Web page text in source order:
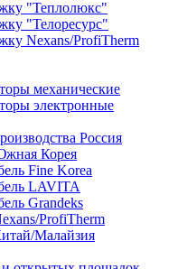
"Теплолюкс"
"Телоресурс"
Nexans/ProfiTherm
механические
электронные
Россия
Корея
Fine Korea
LAVITA
Grandeks
ProfiTherm
Малайзия